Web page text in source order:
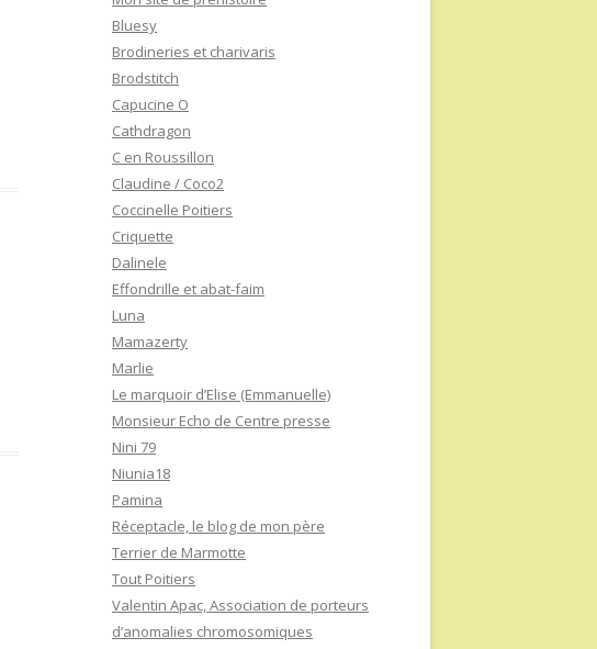
Bluesy
Brodineries et charivaris
Brodstitch
Capucine O
Cathdragon
C en Roussillon
Claudine / Coco2
Coccinelle Poitiers
Criquette
Dalinele
Effondrille et abat-faim
Luna
Mamazerty
Marlie
Le marquoir d’Elise (Emmanuelle)
Monsieur Echo de Centre presse
Nini 79
Niunia18
Pamina
Réceptacle, le blog de mon père
Terrier de Marmotte
Tout Poitiers
Valentin Apac, Association de porteurs
d’anomalies chromosomiques